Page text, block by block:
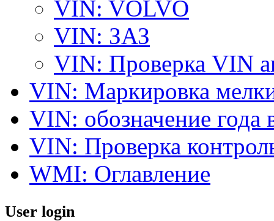
VIN: VOLVO
VIN: ЗАЗ
VIN: Проверка VIN
VIN: Маркировка
VIN: обозначение года
VIN: Проверка
WMI: Оглавление
User login